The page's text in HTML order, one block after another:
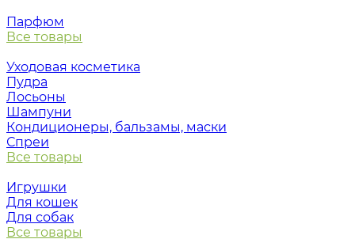
Парфюм
Все товары
Уходовая косметика
Пудра
Лосьоны
Шампуни
Кондиционеры, бальзамы, маски
Спреи
Все товары
Игрушки
Для кошек
Для собак
Все товары